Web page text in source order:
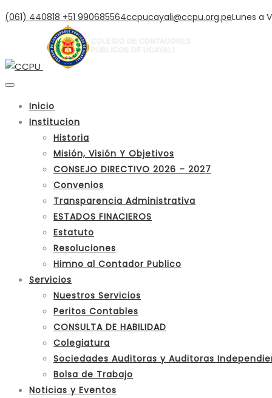
(061) 440818 +51 990685564ccpucayali@ccpu.org.peLunes a
Inicio
Institucion
Historia
Misión, Visión Y Objetivos
CONSEJO DIRECTIVO 2026 – 2027
Convenios
Transparencia Administrativa
ESTADOS FINACIEROS
Estatuto
Resoluciones
Himno al Contador Publico
Servicios
Nuestros Servicios
Peritos Contables
CONSULTA DE HABILIDAD
Colegiatura
Sociedades Auditoras y Auditoras
Bolsa de Trabajo
Noticias y Eventos